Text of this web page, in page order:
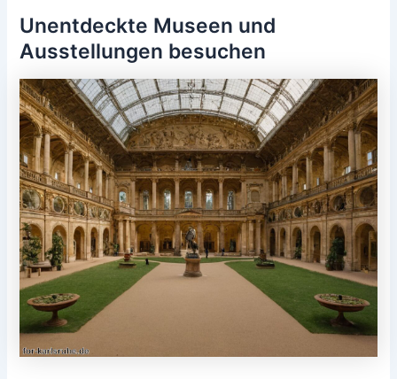
Unentdeckte Museen und
Ausstellungen besuchen